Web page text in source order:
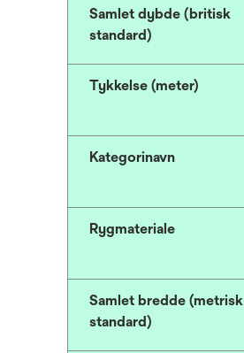
Samlet dybde (britisk
standard)
Tykkelse (meter)
Kategorinavn
Rygmateriale
Samlet bredde (metrisk
standard)